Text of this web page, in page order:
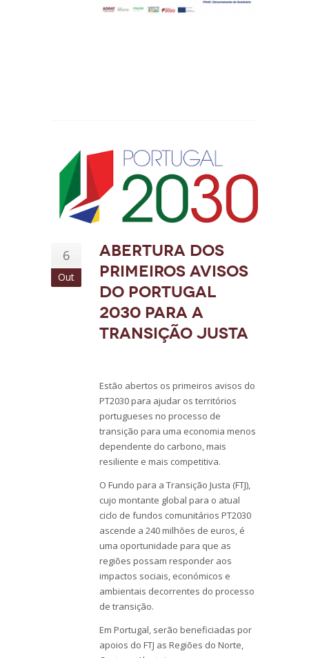
6
Out
ABERTURA DOS
PRIMEIROS AVISOS
DO PORTUGAL
2030 PARA A
TRANSIÇÃO JUSTA
Estão abertos os primeiros avisos do
PT2030 para ajudar os territórios
portugueses no processo de
transição para uma economia menos
dependente do carbono, mais
resiliente e mais competitiva.
O Fundo para a Transição Justa (FTJ),
cujo montante global para o atual
ciclo de fundos comunitários PT2030
ascende a 240 milhões de euros, é
uma oportunidade para que as
regiões possam responder aos
impactos sociais, económicos e
ambientais decorrentes do processo
de transição.
Em Portugal, serão beneficiadas por
apoios do FTJ as Regiões do Norte,